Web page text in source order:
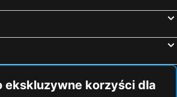
Ammouliani, luxury hotels
ekskluzywne korzyści dla